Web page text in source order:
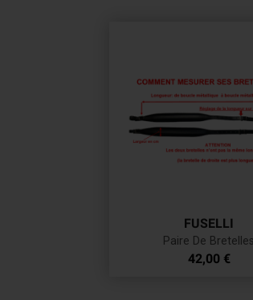
FUSELLI
Paire De Bretelles
Prix
42,00 €